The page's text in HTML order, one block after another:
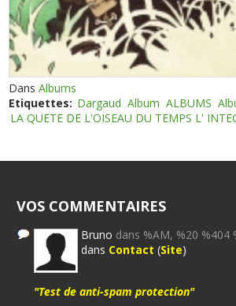
DansAlbums
Etiquettes: Dargaud Album ALBUMS
LA QUETE DE L'OISEAU DU TEMPS L'
VOS COMMENTAIRES
Bruno dans %AM, %20 %404
dans Contact (Site)
"Test de anti-spam protection"